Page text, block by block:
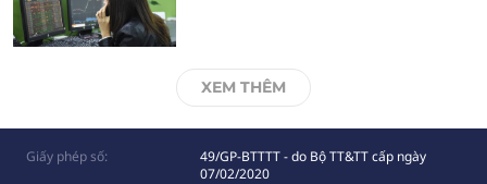
XEM THÊM
Giấy phép số:
49/GP-BTTTT - do Bộ TT&TT cấp ngày
07/02/2020